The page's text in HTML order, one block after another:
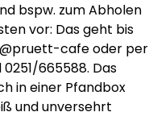
bspw. zum Abholen
vor: Das geht bis
cafe oder per
665588. Das
in einer Pfandbox
und unversehrt